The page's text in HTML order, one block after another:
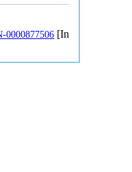
0000877506 [In